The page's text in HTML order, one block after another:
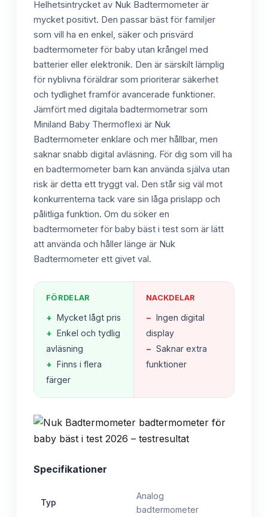
Helhetsintrycket av Nuk Badtermometer är
mycket positivt. Den passar bäst för familjer
som vill ha en enkel, säker och prisvärd
badtermometer för baby utan krångel med
batterier eller elektronik. Den är särskilt lämplig
för nyblivna föräldrar som prioriterar säkerhet
och tydlighet framför avancerade funktioner.
Jämfört med digitala badtermometrar som
Miniland Baby Thermoflexi är Nuk
Badtermometer enklare och mer hållbar, men
saknar snabb digital avläsning. För dig som vill ha
en badtermometer barn kan använda själva utan
risk är detta ett tryggt val. Den står sig väl mot
konkurrenterna tack vare sin låga prislapp och
pålitliga funktion. Om du söker en
badtermometer för baby bäst i test som är lätt
att använda och håller länge är Nuk
Badtermometer ett givet val.
FÖRDELAR
+ Mycket lågt pris
+ Enkel och tydlig
avläsning
+ Finns i flera
färger
NACKDELAR
− Ingen digital
display
− Saknar extra
funktioner
Specifikationer
Typ
Analog
badtermometer